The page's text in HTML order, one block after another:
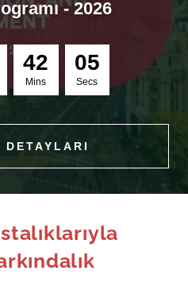
42
Mins
04
Secs
DETAYLARI